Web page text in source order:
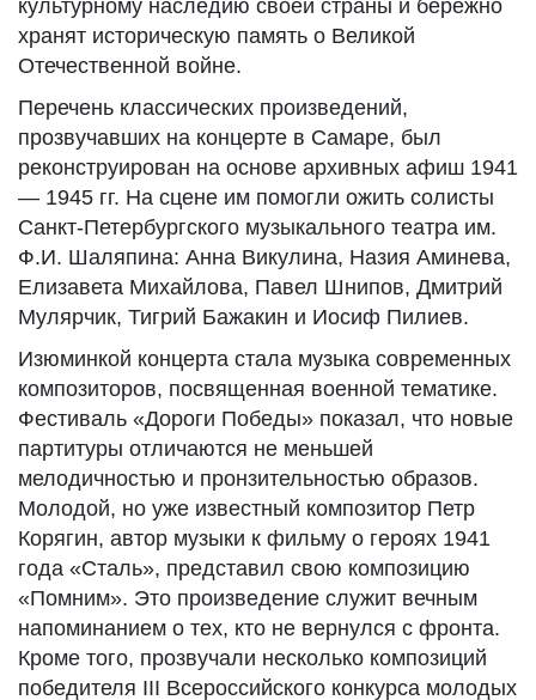
культурному наследию своей страны и бережно
хранят историческую память о Великой
Отечественной войне.
Перечень классических произведений,
прозвучавших на концерте в Самаре, был
реконструирован на основе архивных афиш 1941
— 1945 гг. На сцене им помогли ожить солисты
Санкт-Петербургского музыкального театра им.
Ф.И. Шаляпина: Анна Викулина, Назия Аминева,
Елизавета Михайлова, Павел Шнипов, Дмитрий
Мулярчик, Тигрий Бажакин и Иосиф Пилиев.
Изюминкой концерта стала музыка современных
композиторов, посвященная военной тематике.
Фестиваль «Дороги Победы» показал, что новые
партитуры отличаются не меньшей
мелодичностью и пронзительностью образов.
Молодой, но уже известный композитор Петр
Корягин, автор музыки к фильму о героях 1941
года «Сталь», представил свою композицию
«Помним». Это произведение служит вечным
напоминанием о тех, кто не вернулся с фронта.
Кроме того, прозвучали несколько композиций
победителя III Всероссийского конкурса молодых